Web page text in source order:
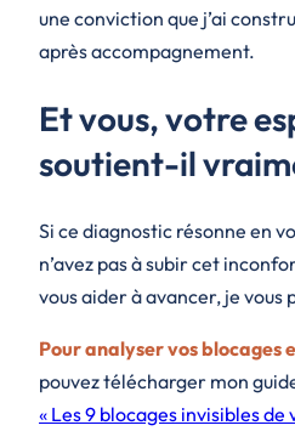
une conviction que j’ai
après accompagnement.
Et vous, votre
soutient-il
Si ce diagnostic résonne en
n’avez pas à subir cet
vous aider à avancer, je vous
Pour analyser vos blocages
pouvez télécharger mon
« Les 9 blocages invisibles de